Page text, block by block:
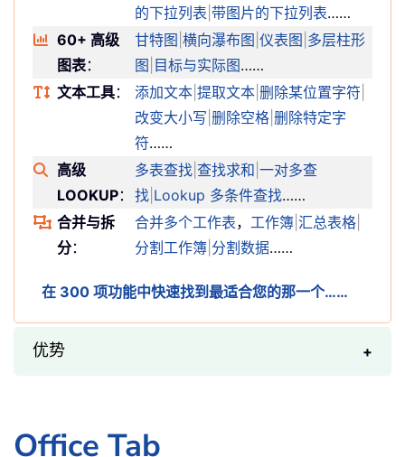
的下拉列表 带图片的下拉列表……
60+ 高级
图表：
甘特图 横向瀑布图 仪表图 多层柱形
图 目标与实际图……
文本工具： 添加文本 提取文本 删除某位置字符
改变大小写 删除空格 删除特定字
符……
高级
LOOKUP：
多表查找 查找求和 一对多查
找 Lookup 多条件查找……
合并与拆
分：
合并多个工作表， 工作簿 汇总表格
分割工作簿 分割数据……
在 300 项功能中快速找到最适合您的那一个……
优势
Office Tab